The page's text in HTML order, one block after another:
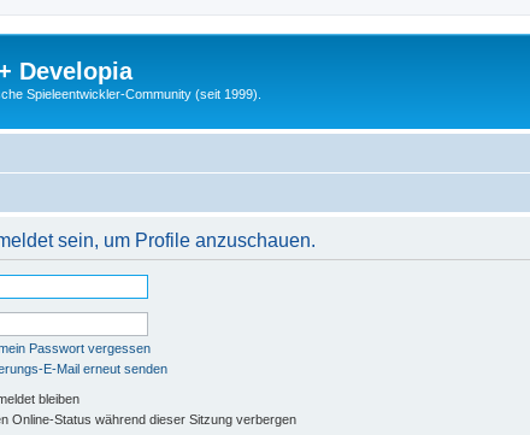
Developia
Spieleentwickler-Community (seit 1999).
sein, um Profile anzuschauen.
Passwort vergessen
E-Mail erneut senden
bleiben
Online-Status während dieser Sitzung verbergen